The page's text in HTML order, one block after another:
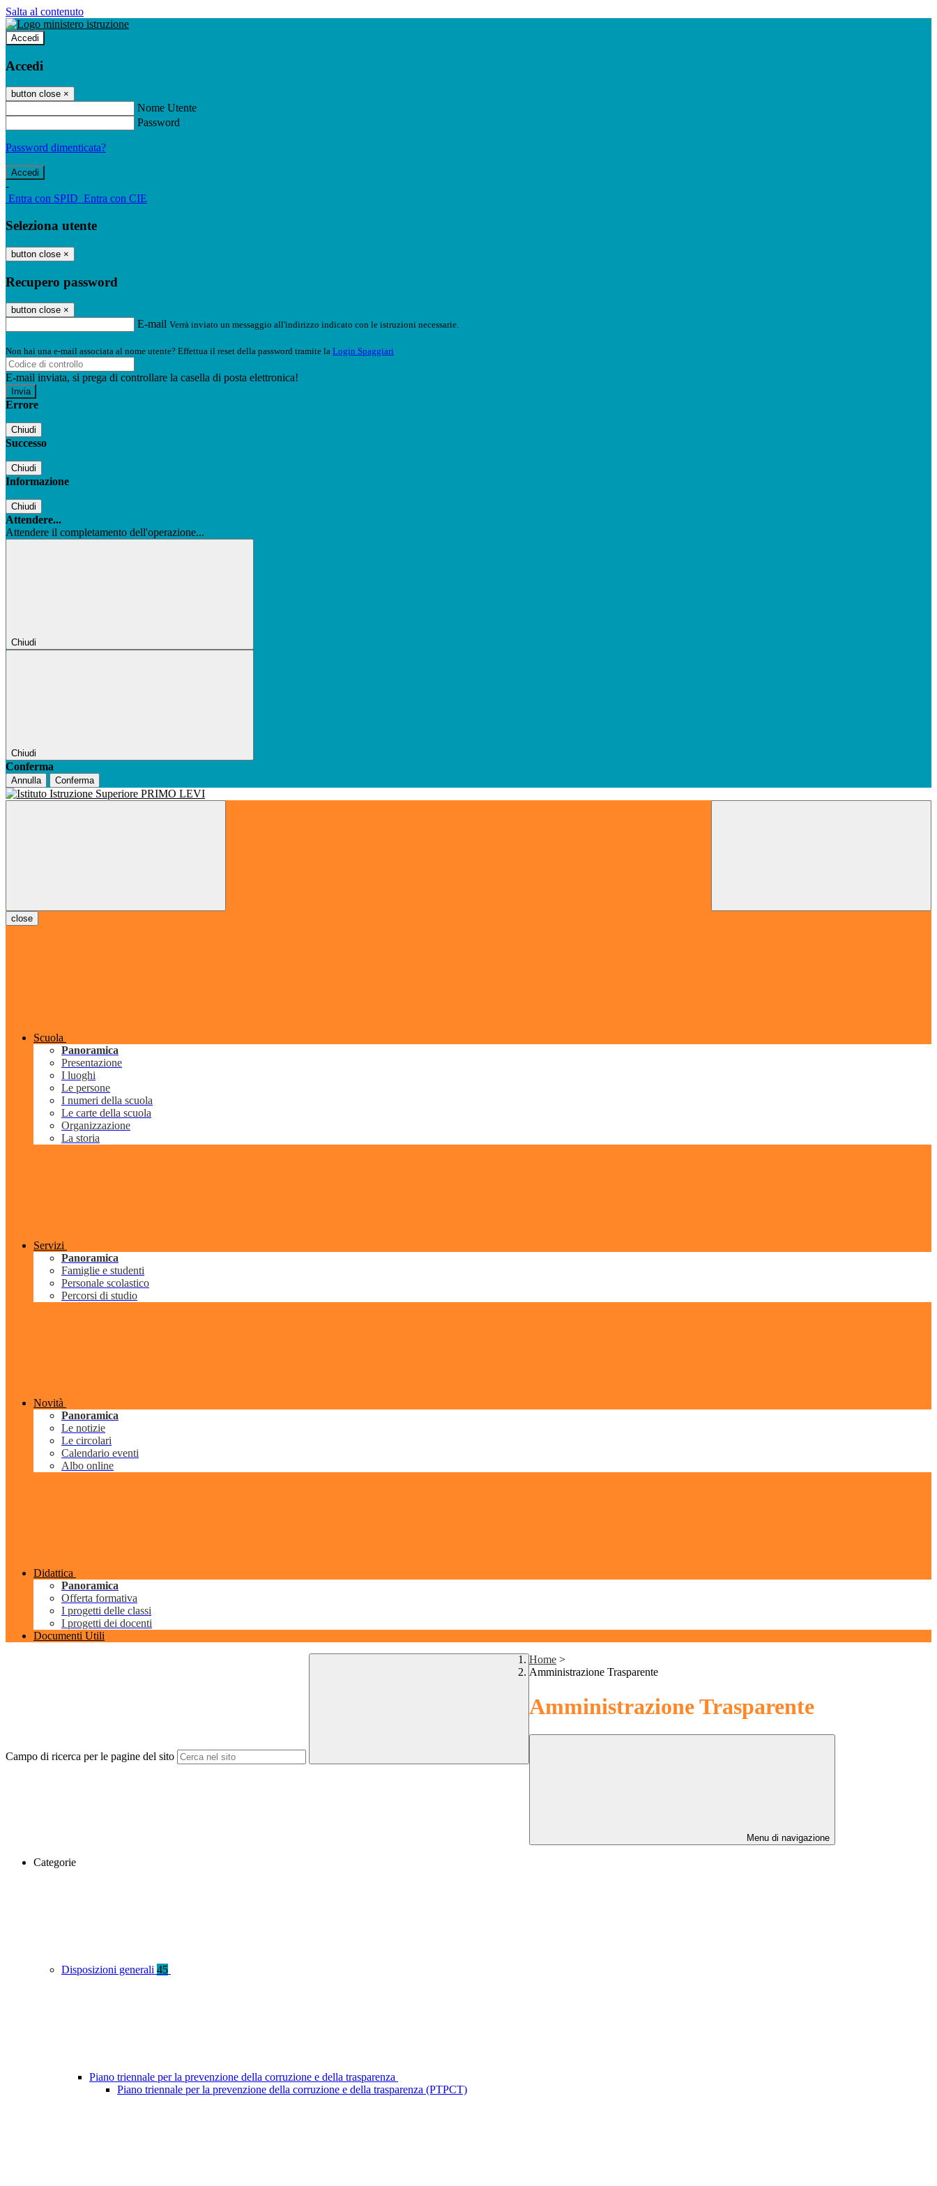
Salta al contenuto
Accedi
Accedi
button close ×
Nome Utente
Password
Password dimenticata?
-
Entra con SPID Entra con CIE
Seleziona utente
button close ×
Recupero password
button close ×
E-mail Verrà inviato un messaggio all'indirizzo indicato con le istruzioni necessarie.
Non hai una e-mail associata al nome utente? Effettua il reset della password tramite la Login Spaggiari
E-mail inviata, si prega di controllare la casella di posta elettronica!
Errore
Chiudi
Successo
Chiudi
Informazione
Chiudi
Attendere...
Attendere il completamento dell'operazione...
Chiudi
Chiudi
Conferma
Annulla Conferma
close
Scuola
Panoramica
Presentazione
I luoghi
Le persone
I numeri della scuola
Le carte della scuola
Organizzazione
La storia
Servizi
Panoramica
Famiglie e studenti
Personale scolastico
Percorsi di studio
Novità
Panoramica
Le notizie
Le circolari
Calendario eventi
Albo online
Didattica
Panoramica
Offerta formativa
I progetti delle classi
I progetti dei docenti
Documenti Utili
Campo di ricerca per le pagine del sito
Home >
Amministrazione Trasparente
Amministrazione Trasparente
Menu di navigazione
Categorie
Disposizioni generali 45
Piano triennale per la prevenzione della corruzione e della trasparenza
Piano triennale per la prevenzione della corruzione e della trasparenza (PTPCT)